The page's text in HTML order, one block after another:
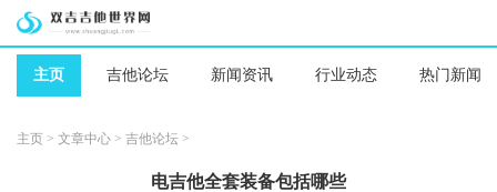
主页 吉他论坛 新闻资讯 行业动态 热门新闻
主页 > 文章中心 > 吉他论坛 >
电吉他全套装备包括哪些